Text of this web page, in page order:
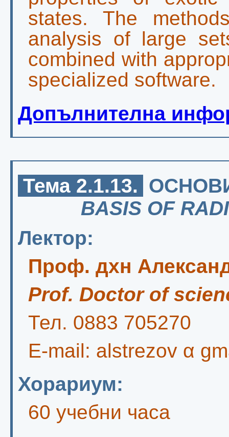
states. The
analysis of large
combined with
specialized software.
Допълнителна
Тема 2.1.13.
BASIS OF
Лектор:
Проф. дхн
Prof. Doctor of
Тел. 0883 705270
E-mail: alstrezov α
Хорариум:
60 учебни часа